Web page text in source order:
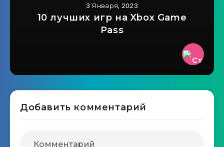
3 Января, 2023
10 лучших игр на Xbox Game
Pass
Добавить комментарий